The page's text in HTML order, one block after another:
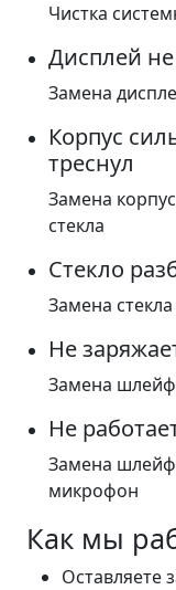
Чистка
Дисплей
Замена
Корпус
треснул
Замена
стекла
Стекло
Замена
Не
Замена
Не
Замена
микрофон
Как мы
Оставляете